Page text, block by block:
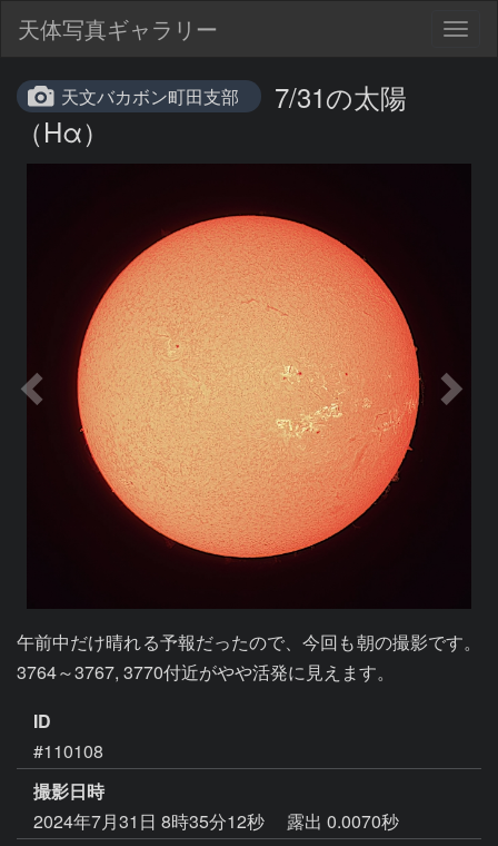
天体写真ギャラリー
天文バカボン町田支部
7/31の太陽
（Hα）
午前中だけ晴れる予報だったので、今回も朝の撮影です。
3764～3767, 3770付近がやや活発に見えます。
ID
#110108
撮影日時
2024年7月31日 8時35分12秒
露出 0.0070秒